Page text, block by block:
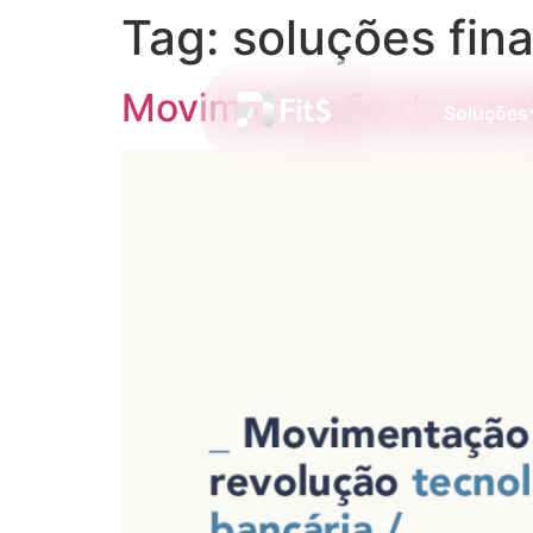
Soluções
Tag: soluções
Movimentação da